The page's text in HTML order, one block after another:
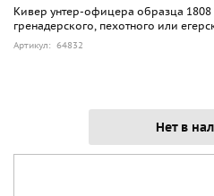
Кивер унтер-офицера образца 1808
гренадерского, пехотного или
Артикул: 64832
Нет в